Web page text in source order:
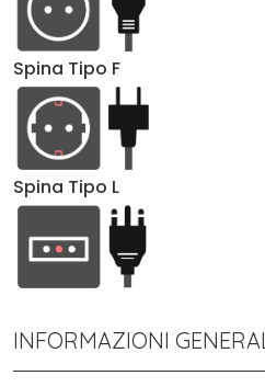
Spina Tipo F
Spina Tipo L
INFORMAZIONI